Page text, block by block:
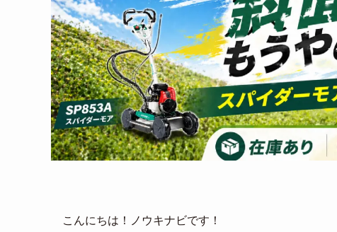
こんにちは！ノウキナビです！